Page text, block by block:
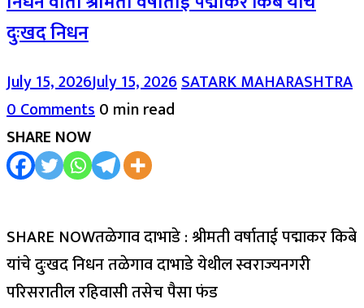
दुःखद निधन
July 15, 2026July 15, 2026SATARK MAHARASHTRA
0 Comments0 min read
SHARE NOW
SHARE NOWतळेगाव दाभाडे : श्रीमती वर्षाताई पद्माकर किबे
यांचे दुःखद निधन तळेगाव दाभाडे येथील स्वराज्यनगरी
परिसरातील रहिवासी तसेच पैसा फंड